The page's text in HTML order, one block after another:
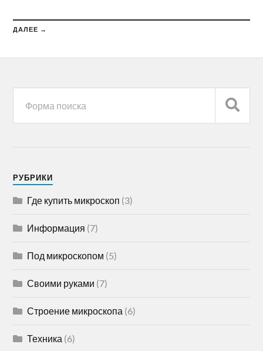
ДАЛЕЕ →
РУБРИКИ
Где купить микроскоп (3)
Информация (7)
Под микроскопом (5)
Своими руками (7)
Строение микроскопа (6)
Техника (6)